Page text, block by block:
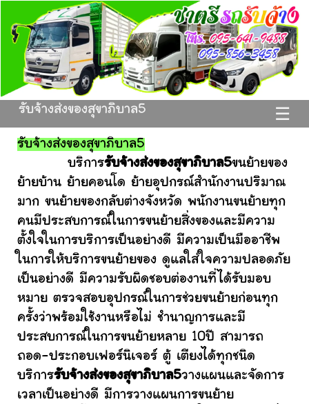
☰
รับจ้างส่งของสุขาภิบาล5
รับจ้างส่งของสุขาภิบาล5
บริการรับจ้างส่งของสุขาภิบาล5ขนย้ายของ
ย้ายบ้าน ย้ายคอนโด ย้ายอุปกรณ์สำนักงานปริมาณ
มาก ขนย้ายของกลับต่างจังหวัด พนักงานขนย้ายทุก
คนมีประสบการณ์ในการขนย้ายสิ่งของและมีความ
ตั้งใจในการบริการเป็นอย่างดี มีความเป็นมืออาชีพ
ในการให้บริการขนย้ายของ ดูแลใส่ใจความปลอดภัย
เป็นอย่างดี มีความรับผิดชอบต่องานที่ได้รับมอบ
หมาย ตรวจสอบอุปกรณ์ในการช่วยขนย้ายก่อนทุก
ครั้งว่าพร้อมใช้งานหรือไม่ ชำนาญการและมี
ประสบการณ์ในการขนย้ายหลาย 10ปี สามารถ
ถอด-ประกอบเฟอร์นิเจอร์ ตู้ เตียงได้ทุกชนิด
บริการรับจ้างส่งของสุขาภิบาล5วางแผนและจัดการ
เวลาเป็นอย่างดี มีการวางแผนการขนย้าย